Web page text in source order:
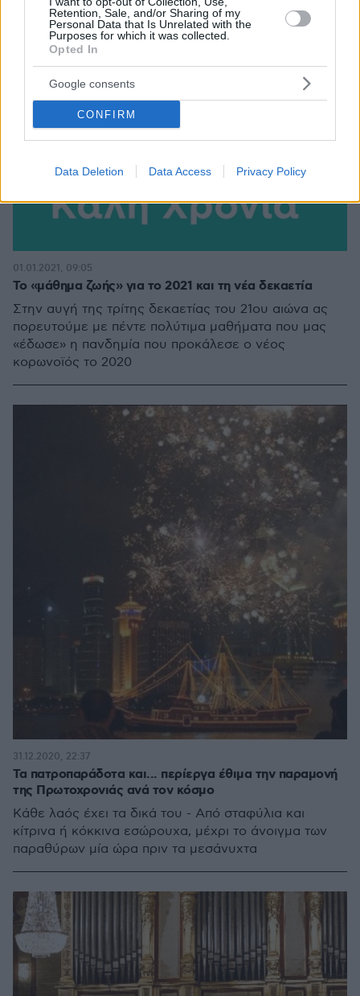
Retention, Sale, and/or Sharing of my
Personal Data that Is Unrelated with the
Purposes for which it was collected.
Opted In
Google consents
CONFIRM
Data Deletion Data Access Privacy Policy
Το «μάθημα ζωής» για το 2021 και τη νέα δεκαετία
Στην αυγή της τρίτης δεκαετίας του 21ου αιώνα ας
πορευτούμε με πέντε πολύτιμα μαθήματα που μας
«έδωσε» η πανδημία που προκάλεσε ο νέος
κορωνοϊός το 2020
01.01.2021, 09:05
Τα πατροπαράδοτα και... περίεργα έθιμα την παραμονή
της Πρωτοχρονιάς ανά τον κόσμο
Κάθε λαός έχει τα δικά του - Από σταφύλια και
κίτρινα ή κόκκινα εσώρουχα, μέχρι το άνοιγμα των
παραθύρων μία ώρα πριν τα μεσάνυχτα
31.12.2020, 22:37